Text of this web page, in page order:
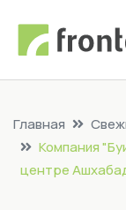
Главная
Компания
центре